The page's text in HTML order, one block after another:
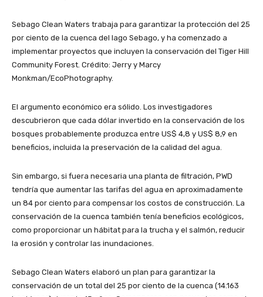
Sebago Clean Waters trabaja para garantizar la protección del 25
por ciento de la cuenca del lago Sebago, y ha comenzado a
implementar proyectos que incluyen la conservación del Tiger Hill
Community Forest. Crédito: Jerry y Marcy
Monkman/EcoPhotography.
El argumento económico era sólido. Los investigadores
descubrieron que cada dólar invertido en la conservación de los
bosques probablemente produzca entre US$ 4,8 y US$ 8,9 en
beneficios, incluida la preservación de la calidad del agua.
Sin embargo, si fuera necesaria una planta de filtración, PWD
tendría que aumentar las tarifas del agua en aproximadamente
un 84 por ciento para compensar los costos de construcción. La
conservación de la cuenca también tenía beneficios ecológicos,
como proporcionar un hábitat para la trucha y el salmón, reducir
la erosión y controlar las inundaciones.
Sebago Clean Waters elaboró un plan para garantizar la
conservación de un total del 25 por ciento de la cuenca (14.163